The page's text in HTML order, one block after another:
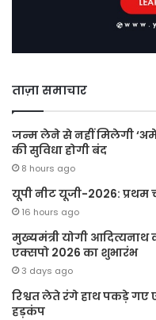
ताज़ा समाचार
जन्म लेने से नहीं मिलेगी
की सुविधा होगी बंद
8 hours ago
यूपी नीट यूजी-2026:
16 hours ago
मुख्यमंत्री योगी आदित्यनाथ
एक्सपो 2026 का शुभारंभ
3 days ago
रिश्वत लेते रंगे हाथ पकड़े गए
हड़कंप